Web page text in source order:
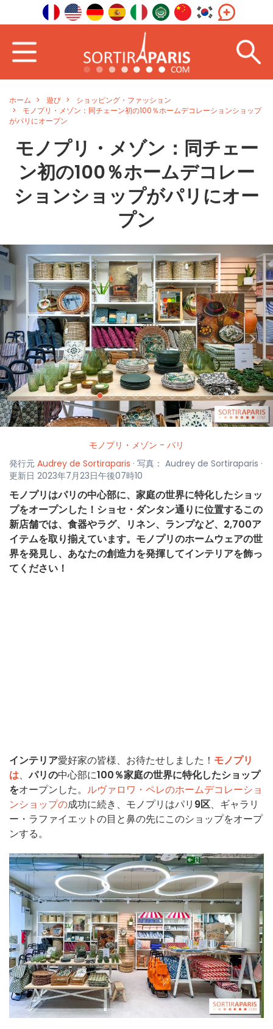
ホーム 遊び
ショッピング・ファッション
モノプリ・メゾン：同チェーン初の100％ホームデコレーションショップ
がパリにオープン
モノプリ・メゾン：同チェー
ン初の100％ホームデコレー
ションショップがパリにオー
プン
< >
モノプリ・メゾン - パリ
発行元 Audrey de Sortiraparis · 写真： Audrey de Sortiraparis ·
更新日 2023年7月23日午後07時10
モノプリはパリの中心部に、家庭の世界に特化したショッ
プをオープンした！ショセ・ダンタン通りに位置するこの
新店舗では、食器やラグ、リネン、ランプなど、2,700ア
イテムを取り揃えています。モノプリのホームウェアの世
界を発見し、あなたの創造力を発揮してインテリアを飾っ
てください！
インテリア愛好家の皆様、お待たせしました！ モノプリ
は、パリの中心部に100％家庭の世界に特化したショップ
をオープンした。 ルヴァロワ・ペレのホームデコレーショ
ンショップの成功に続き、モノプリはパリ 9区、ギャラリ
ー・ラファイエットの目と鼻の先にこのショップをオープ
ンする。